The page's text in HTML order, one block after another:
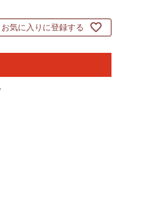
お気に入りに登録する